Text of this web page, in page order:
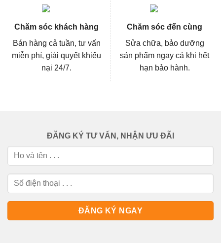
Chăm sóc khách hàng
Bán hàng cả tuần, tư vấn
miễn phí, giải quyết khiếu
nại 24/7.
Chăm sóc đến cùng
Sửa chữa, bảo dưỡng
sản phẩm ngay cả khi hết
hạn bảo hành.
ĐĂNG KÝ TƯ VẤN, NHẬN ƯU ĐÃI